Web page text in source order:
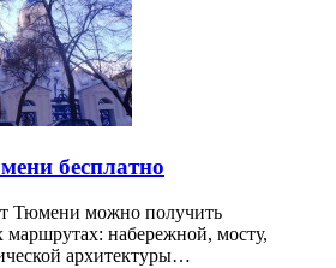
бесплатно
Тюмени можно получить
маршрутах: набережной, мосту,
архитектуры…